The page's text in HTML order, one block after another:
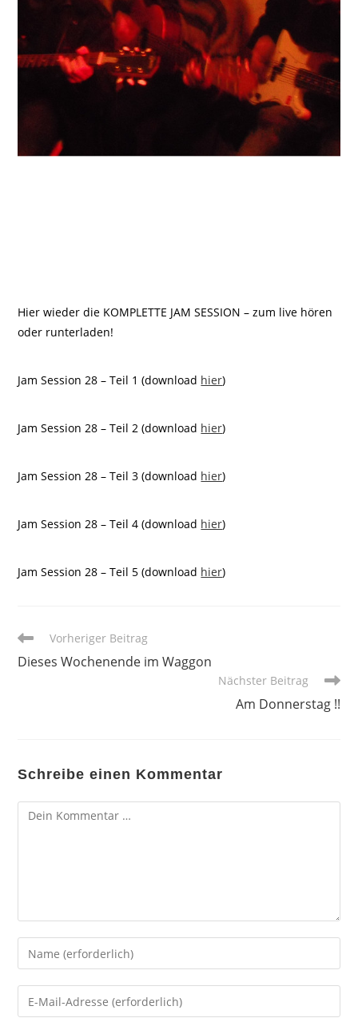
Hier wieder die KOMPLETTE JAM SESSION – zum live hören
oder runterladen!
Jam Session 28 – Teil 1 (download hier)
Jam Session 28 – Teil 2 (download hier)
Jam Session 28 – Teil 3 (download hier)
Jam Session 28 – Teil 4 (download hier)
Jam Session 28 – Teil 5 (download hier)
Weitere
ansehen
Vorheriger Beitrag
Dieses Wochenende im Waggon
Nächster Beitrag
Am Donnerstag !!
Schreibe einen Kommentar
Kommentar
Gib
deinen
Namen
oder
Gib
deine